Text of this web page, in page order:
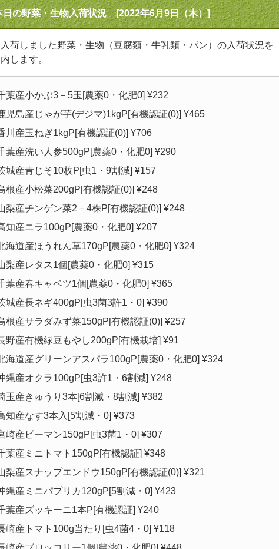
日の野菜・生物入荷状況 [2022年6月9日（木）]
荷しました野菜・生物（豆腐類・牛乳類・パン）の入荷状況を
します。
葉産小かぶ3－5玉[農薬0・化肥0] ¥232
児島産じゃが芋(デジマ)1kgP[有機認証(0)] ¥465
川産玉ねぎ1kgP[有機認証(0)] ¥706
葉産洗い人参500gP[農薬0・化肥0] ¥290
城産青じそ10枚P[虫1・9割減] ¥157
根産小松菜200gP[有機認証(0)] ¥248
梨産チンゲン菜2－4株P[有機認証(0)] ¥248
知産ニラ100gP[農薬0・化肥0] ¥207
海道産ほうれん草170gP[農薬0・化肥0] ¥324
梨産レタス1個[農薬0・化肥0] ¥315
葉産春キャベツ1個[農薬0・化肥0] ¥365
城産長ネギ400gP[虫3菌3許1・0] ¥390
根産サラダみず菜150gP[有機認証(0)] ¥257
野産有機緑豆もやし200gP[有機栽培] ¥91
海道産グリーンアスパラ100gP[農薬0・化肥0] ¥324
縄産オクラ100gP[虫3許1・6割減] ¥248
玉産きゅうり3本[6割減・8割減] ¥382
知産なす3本入[5割減・0] ¥373
崎産ピーマン150gP[虫3菌1・0] ¥307
葉産ミニトマト150gP[有機認証] ¥348
梨産スナップエンドウ150gP[有機認証(0)] ¥321
縄産ミニパプリカ120gP[5割減・0] ¥423
葉産ズッキーニ1本P[有機認証] ¥240
崎産トマト100g当たり[虫4菌4・0] ¥118